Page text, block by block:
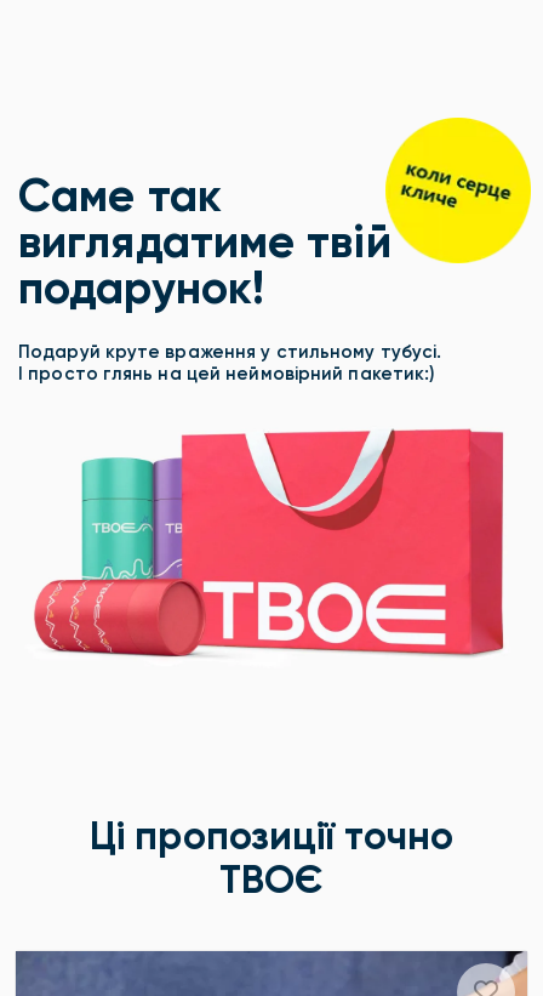
Саме так
виглядатиме твій
подарунок!
Подаруй круте враження у стильному тубусі.
І просто глянь на цей неймовірний пакетик:)
Ці пропозиції точно
ТВОЄ